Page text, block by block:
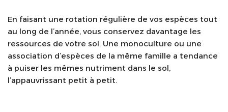
En faisant une rotation régulière de vos espèces tout
au long de l’année, vous conservez davantage les
ressources de votre sol. Une monoculture ou une
association d’espèces de la même famille a tendance
à puiser les mêmes nutriment dans le sol,
l’appauvrissant petit à petit.